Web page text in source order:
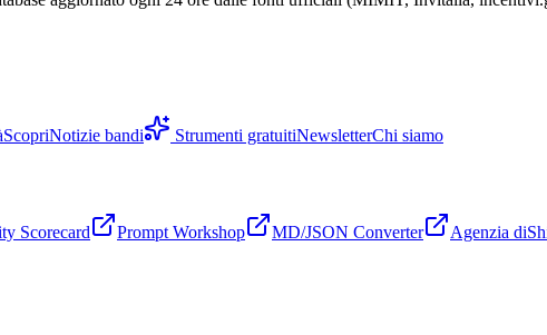
ScopriNotizie bandi Strumenti gratuitiNewsletterChi siamo
Scorecard Prompt Workshop MD/JSON Converter Agenzia